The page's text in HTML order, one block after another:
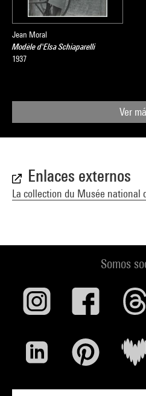
Jean Moral
Modèle d'Elsa Schiaparelli
1937
Ver
Enlaces externos
La collection du Musée national
Somos